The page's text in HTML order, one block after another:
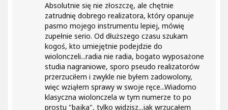
Absolutnie się nie złoszczę, ale chętnie
zatrudnię dobrego realizatora, który opanuje
pasmo mojego instrumentu lepiej, mówię
zupełnie serio. Od dłuższego czasu szukam
kogoś, kto umiejętnie podejdzie do
wiolonczeli...radia nie radia, bogato wyposażone
studia nagraniowe, sporo pseudo realizatorów
przerzuciłem i zwykle nie byłem zadowolony,
więc wziąłem sprawy w swoje ręce...Wiadomo
klasyczna wiolonczela w tym numerze to po
prostu "bajka", tylko widzisz...jak wrzucałem